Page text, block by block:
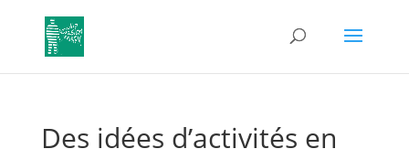
Des idées d’activités en